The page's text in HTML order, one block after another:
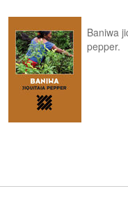
Baniwa
pepper.